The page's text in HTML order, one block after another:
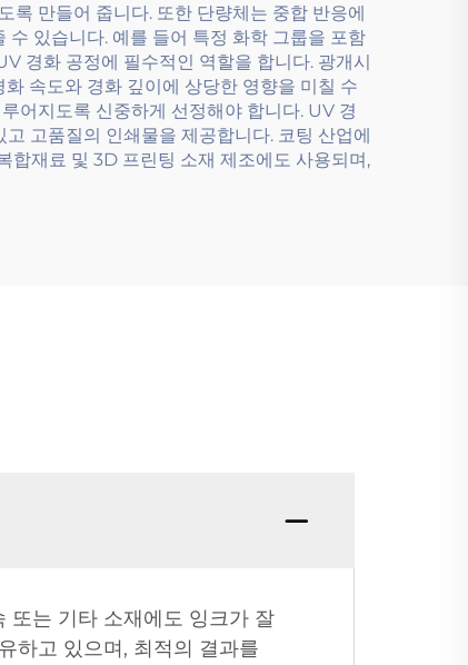
록 만들어 줍니다. 또한 단량체는 중합 반응에
있습니다. 예를 들어 특정 화학 그룹을 포함
경화 공정에 필수적인 역할을 합니다. 광개시
속도와 경화 깊이에 상당한 영향을 미칠 수
어지도록 신중하게 선정해야 합니다. UV 경
고품질의 인쇄물을 제공합니다. 코팅 산업에
합재료 및 3D 프린팅 소재 제조에도 사용되며,
또는 기타 소재에도 잉크가 잘
하고 있으며, 최적의 결과를